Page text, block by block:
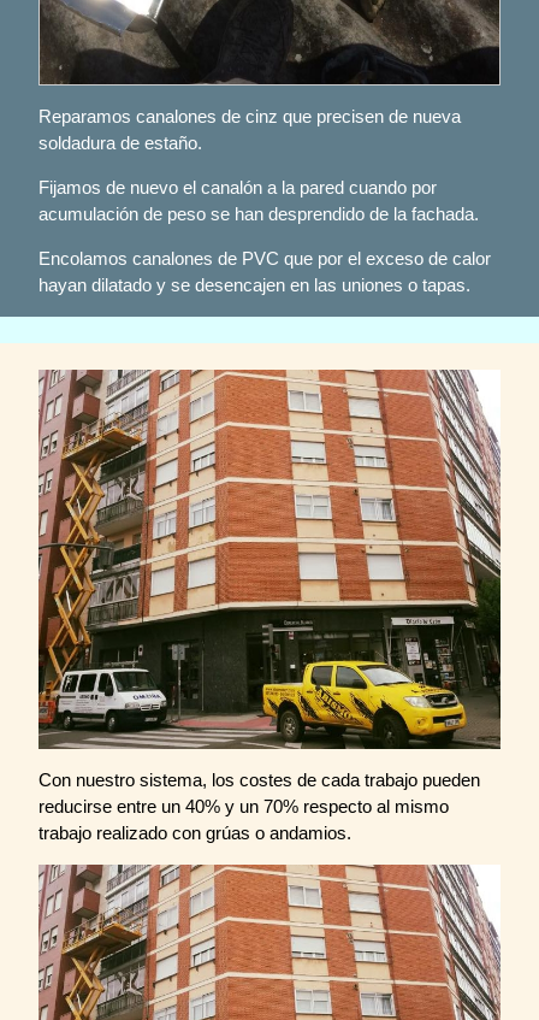
Reparamos canalones de cinz que precisen de nueva
soldadura de estaño.
Fijamos de nuevo el canalón a la pared cuando por
acumulación de peso se han desprendido de la fachada.
Encolamos canalones de PVC que por el exceso de calor
hayan dilatado y se desencajen en las uniones o tapas.
Con nuestro sistema, los costes de cada trabajo pueden
reducirse entre un 40% y un 70% respecto al mismo
trabajo realizado con grúas o andamios.